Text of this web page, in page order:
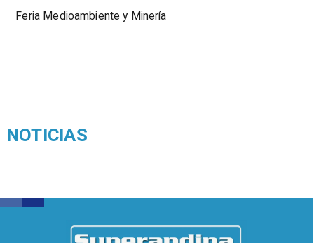
Feria Medioambiente y Minería
NOTICIAS